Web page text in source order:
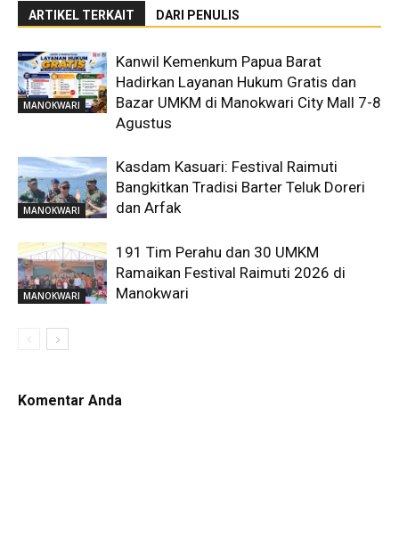
ARTIKEL TERKAIT DARI PENULIS
MANOKWARI
Kanwil Kemenkum Papua Barat
Hadirkan Layanan Hukum Gratis dan
Bazar UMKM di Manokwari City Mall 7-8
Agustus
MANOKWARI
Kasdam Kasuari: Festival Raimuti
Bangkitkan Tradisi Barter Teluk Doreri
dan Arfak
MANOKWARI
191 Tim Perahu dan 30 UMKM
Ramaikan Festival Raimuti 2026 di
Manokwari
Komentar Anda